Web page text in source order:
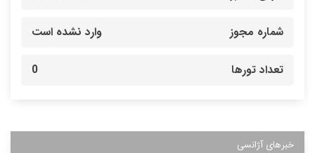
شماره مجوز وارد نشده است
تعداد تورها 0
خبرهای آژانسی